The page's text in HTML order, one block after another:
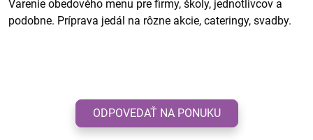
Varenie obedového menu pre firmy, školy, jednotlivcov a
podobne. Príprava jedál na rôzne akcie, cateringy, svadby.
ODPOVEDAŤ NA PONUKU